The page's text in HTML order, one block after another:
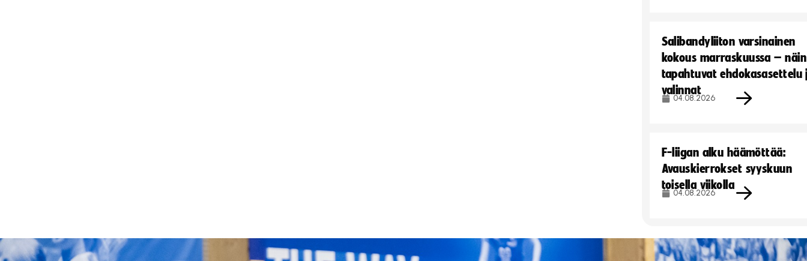
Salibandyliiton varsinainen
kokous marraskuussa – näin
tapahtuvat ehdokasasettelu
valinnat
04.08.2026
F-liigan alku häämöttää:
Avauskierrokset syyskuun
toisella viikolla
04.08.2026